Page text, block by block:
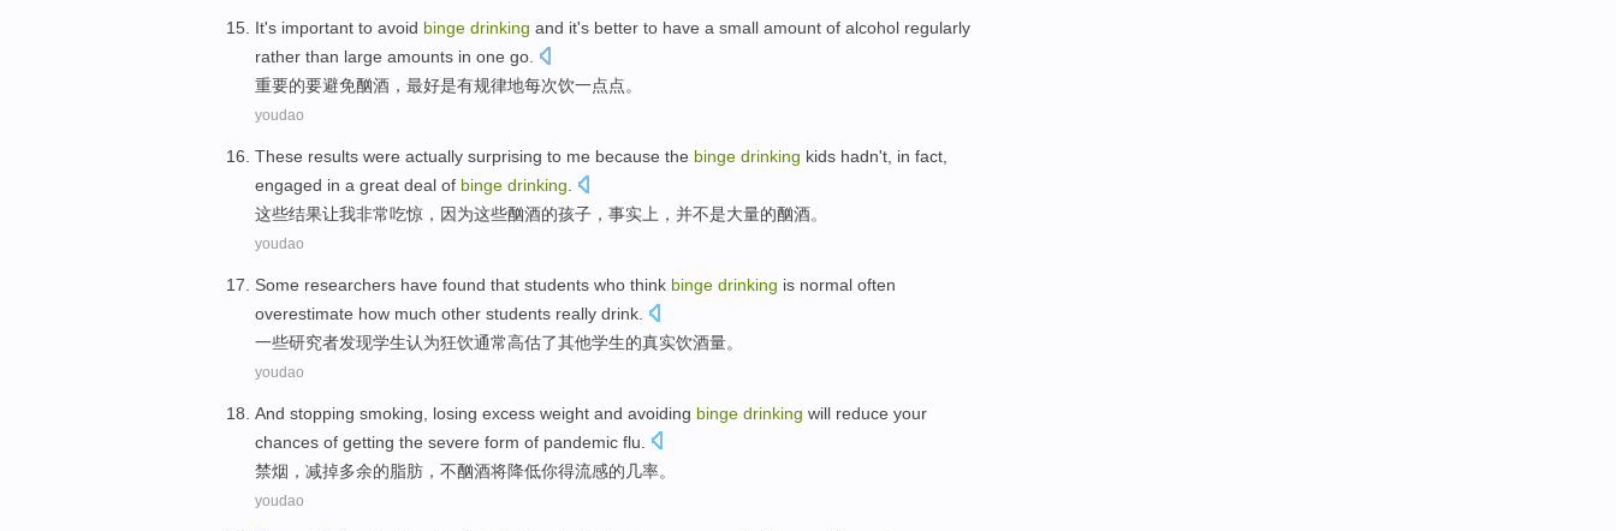
It's important to avoid binge drinking and it's better to have a small amount of alcohol regularly
rather than large amounts in one go.
重要的要避免酗酒 ， 最好是有规律地每次饮一点点。
youdao
These results were actually surprising to me because the binge drinking kids hadn't in fact
engaged in a great deal of binge drinking
这些结果让我非常吃惊 ， 因为这些酗酒的孩子 ， 事实上 ， 并不是大量的酗酒。
youdao
Some researchers have found that students who think binge drinking is normal often
overestimate how much other students really drink
一些研究者发现学生认为狂饮通常高估了其他学生的真实饮酒量。
youdao
And stopping smoking losing excess weight and avoiding binge drinking will reduce your
chances of getting the severe form of pandemic flu
禁烟 ， 减掉多余的脂肪，不酗酒将降低你得流感的 几率。
youdao